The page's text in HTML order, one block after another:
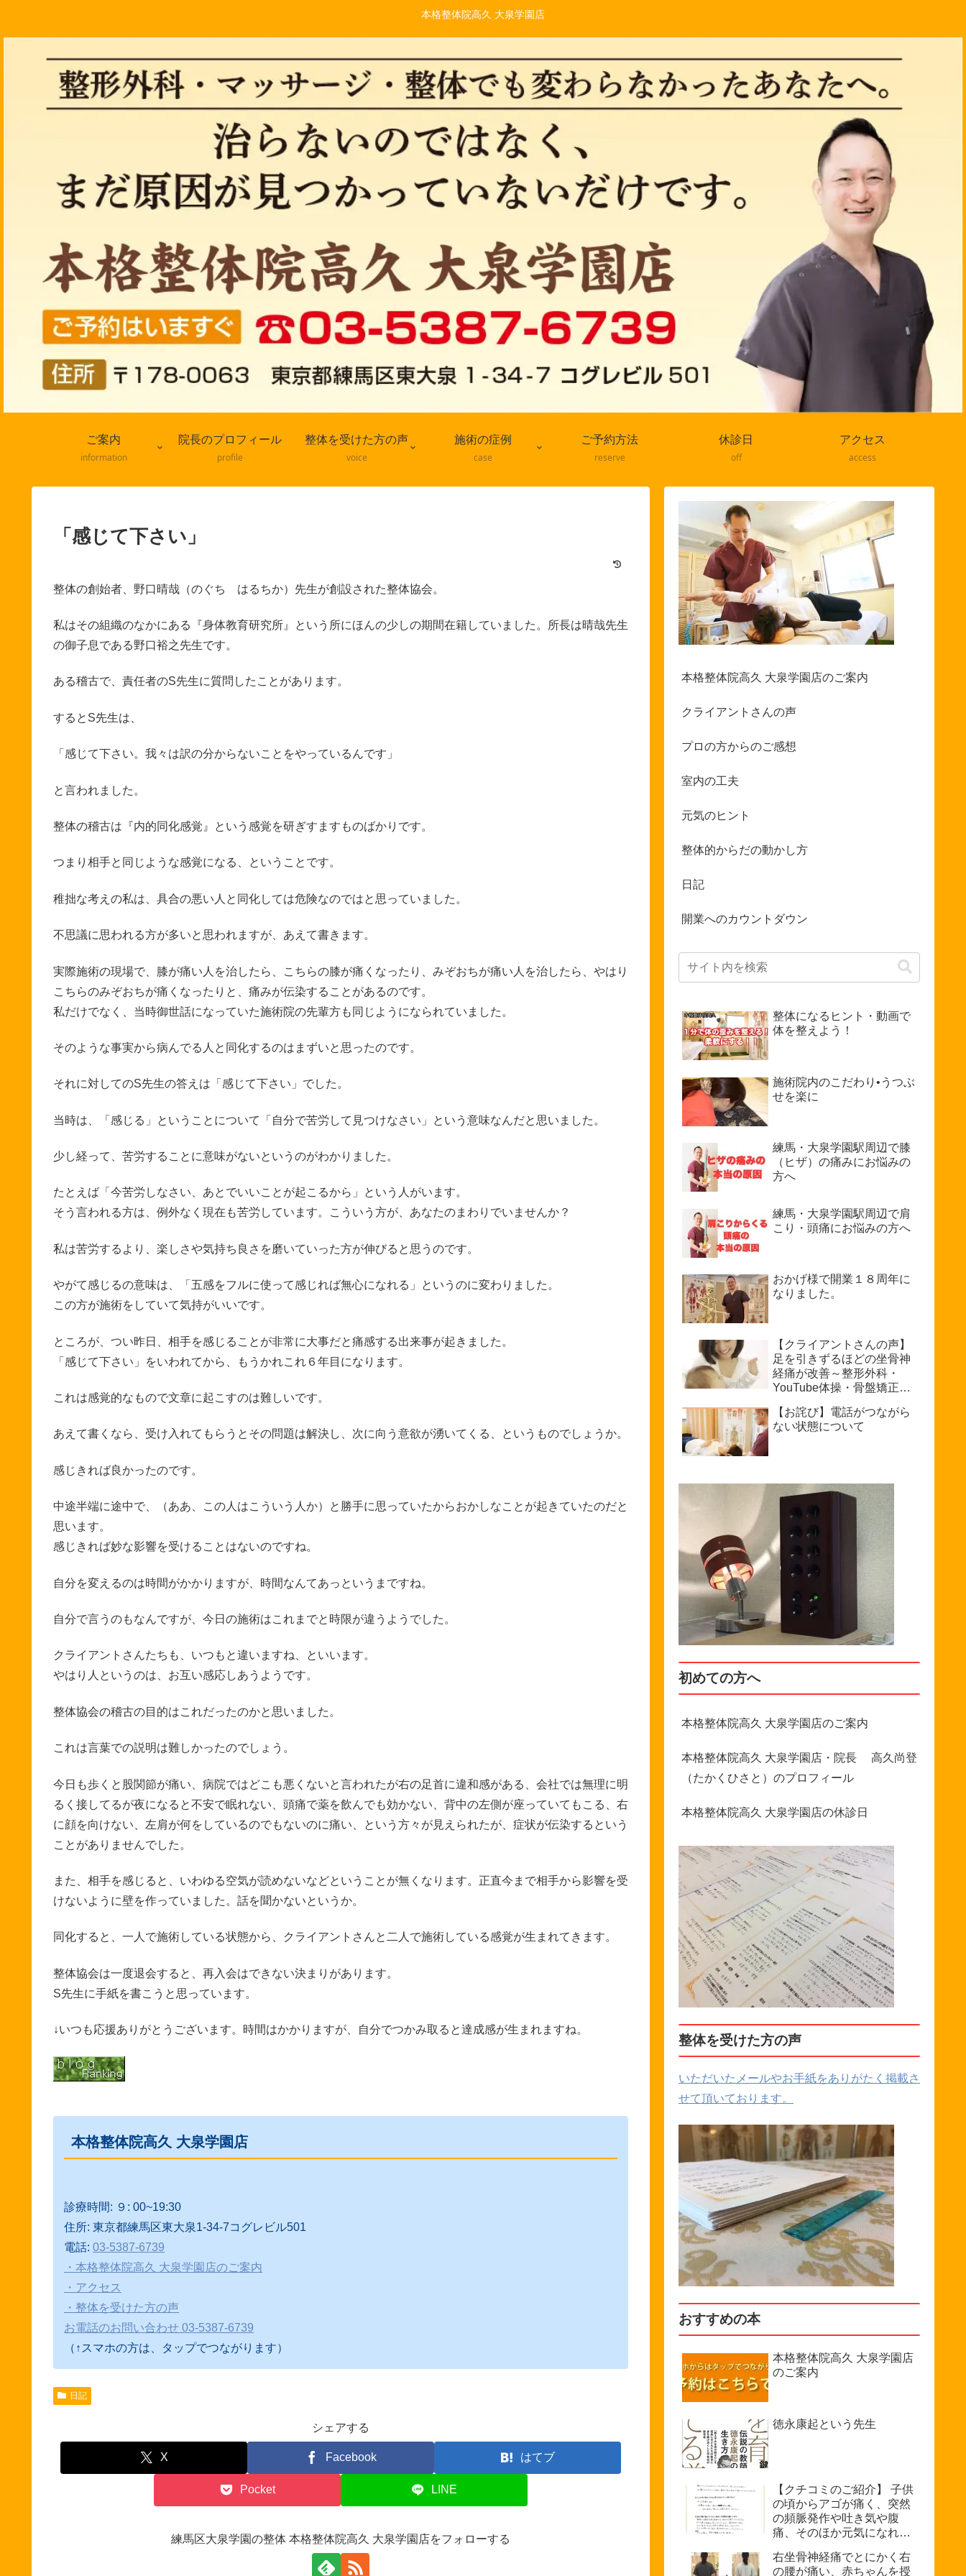
本格整体院高久 大泉学園店
ご案内
information
院長のプロフィール
profile
整体を受けた方の声
voice
施術の症例
case
ご予約方法
reserve
休診日
off
アクセス
access
「感じて下さい」
整体の創始者、野口晴哉（のぐち はるちか）先生が創設された整体協会。
私はその組織のなかにある『身体教育研究所』という所にほんの少しの期間在籍していました。所長は晴哉先生
の御子息である野口裕之先生です。
ある稽古で、責任者のS先生に質問したことがあります。
するとS先生は、
「感じて下さい。我々は訳の分からないことをやっているんです」
と言われました。
整体の稽古は『内的同化感覚』という感覚を研ぎすますものばかりです。
つまり相手と同じような感覚になる、ということです。
稚拙な考えの私は、具合の悪い人と同化しては危険なのではと思っていました。
不思議に思われる方が多いと思われますが、あえて書きます。
実際施術の現場で、膝が痛い人を治したら、こちらの膝が痛くなったり、みぞおちが痛い人を治したら、やはり
こちらのみぞおちが痛くなったりと、痛みが伝染することがあるのです。
私だけでなく、当時御世話になっていた施術院の先輩方も同じようになられていました。
そのような事実から病んでる人と同化するのはまずいと思ったのです。
それに対してのS先生の答えは「感じて下さい」でした。
当時は、「感じる」ということについて「自分で苦労して見つけなさい」という意味なんだと思いました。
少し経って、苦労することに意味がないというのがわかりました。
たとえば「今苦労しなさい、あとでいいことが起こるから」という人がいます。
そう言われる方は、例外なく現在も苦労しています。こういう方が、あなたのまわりでいませんか？
私は苦労するより、楽しさや気持ち良さを磨いていった方が伸びると思うのです。
やがて感じるの意味は、「五感をフルに使って感じれば無心になれる」というのに変わりました。
この方が施術をしていて気持がいいです。
ところが、つい昨日、相手を感じることが非常に大事だと痛感する出来事が起きました。
「感じて下さい」をいわれてから、もうかれこれ６年目になります。
これは感覚的なもので文章に起こすのは難しいです。
あえて書くなら、受け入れてもらうとその問題は解決し、次に向う意欲が湧いてくる、というものでしょうか。
感じきれば良かったのです。
中途半端に途中で、（ああ、この人はこういう人か）と勝手に思っていたからおかしなことが起きていたのだと
思います。
感じきれば妙な影響を受けることはないのですね。
自分を変えるのは時間がかかりますが、時間なんてあっというまですね。
自分で言うのもなんですが、今日の施術はこれまでと時限が違うようでした。
クライアントさんたちも、いつもと違いますね、といいます。
やはり人というのは、お互い感応しあうようです。
整体協会の稽古の目的はこれだったのかと思いました。
これは言葉での説明は難しかったのでしょう。
今日も歩くと股関節が痛い、病院ではどこも悪くないと言われたが右の足首に違和感がある、会社では無理に明
るく接してるが夜になると不安で眠れない、頭痛で薬を飲んでも効かない、背中の左側が座っていてもこる、右
に顔を向けない、左肩が何をしているのでもないのに痛い、という方々が見えられたが、症状が伝染するという
ことがありませんでした。
また、相手を感じると、いわゆる空気が読めないなどということが無くなります。正直今まで相手から影響を受
けないように壁を作っていました。話を聞かないというか。
同化すると、一人で施術している状態から、クライアントさんと二人で施術している感覚が生まれてきます。
整体協会は一度退会すると、再入会はできない決まりがあります。
S先生に手紙を書こうと思っています。
↓いつも応援ありがとうございます。時間はかかりますが、自分でつかみ取ると達成感が生まれますね。
本格整体院高久 大泉学園店
診療時間: ９: 00~19:30
住所: 東京都練馬区東大泉1-34-7コグレビル501
電話: 03-5387-6739
・本格整体院高久 大泉学園店のご案内
・アクセス
・整体を受けた方の声
お電話のお問い合わせ 03-5387-6739
（↑スマホの方は、タップでつながります）
日記
シェアする
X Facebook はてブ
Pocket LINE
練馬区大泉学園の整体 本格整体院高久 大泉学園店をフォローする
本格整体院高久 大泉学園店のご案内
クライアントさんの声
プロの方からのご感想
室内の工夫
元気のヒント
整体的からだの動かし方
日記
開業へのカウントダウン
整体になるヒント・動画で
体を整えよう！
施術院内のこだわり•うつぶ
せを楽に
練馬・大泉学園駅周辺で膝
（ヒザ）の痛みにお悩みの
方へ
練馬・大泉学園駅周辺で肩
こり・頭痛にお悩みの方へ
おかげ様で開業１８周年に
なりました。
【クライアントさんの声】
足を引きずるほどの坐骨神
経痛が改善～整形外科・
YouTube体操・骨盤矯正で
けるまで～坐骨神経痛を治
療できる整体を探している
【お詫び】電話がつながら
ない状態について
初めての方へ
本格整体院高久 大泉学園店のご案内
本格整体院高久 大泉学園店・院長 高久尚登
（たかくひさと）のプロフィール
本格整体院高久 大泉学園店の休診日
整体を受けた方の声
いただいたメールやお手紙をありがたく掲載さ
せて頂いております。
おすすめの本
本格整体院高久 大泉学園店
のご案内
徳永康起という先生
【クチコミのご紹介】 子供
の頃からアゴが痛く、突然
の頻脈発作や吐き気や腹
痛、そのほか元気になれな
院では原因不明を診断され
右坐骨神経痛でとにかく右
の腰が痛い、赤ちゃんを授